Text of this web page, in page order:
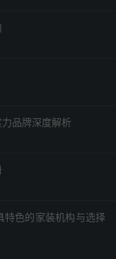
品牌深度解析
色的家装机构与选择